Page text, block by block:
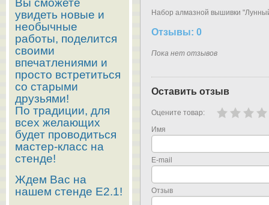
Набор алмазной вышивки
Отзывы: 0
Пока нет отзывов
Оставить отзыв
Оцените товар:
Имя
E-mail
Отзыв
Вы сможете
увидеть новые и
необычные
работы, поделится
своими
впечатлениями и
просто встретиться
со старыми
друзьями!
По традиции, для
всех желающих
будет проводиться
мастер-класс на
стенде!
Ждем Вас на
нашем стенде E2.1!